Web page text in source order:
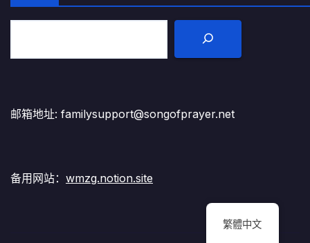
邮箱地址: familysupport@songofprayer.net
备用网站： wmzg.notion.site
繁體中文